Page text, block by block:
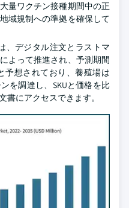
量ワクチン接種期間中の正
域規制への準拠を確保して
、デジタル注文とラストマ
よって推進され、予測期間
予想されており、養殖場は
を調達し、SKUと価格を比
書にアクセスできます。